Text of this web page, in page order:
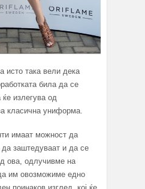
исто така вели дека
била да се
ќе излегува од
класична униформа.
имаат можност да
да заштедуваат и да се
ова, одлучивме на
им овозможиме едно